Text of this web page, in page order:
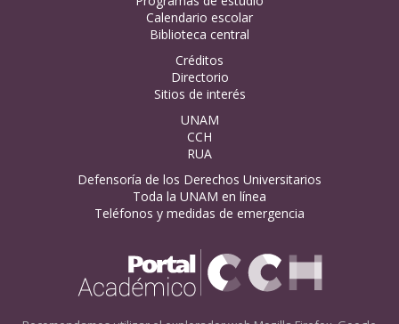
Calendario escolar
Biblioteca central
Créditos
Directorio
Sitios de interés
UNAM
CCH
RUA
Defensoría de los Derechos Universitarios
Toda la UNAM en línea
Teléfonos y medidas de emergencia